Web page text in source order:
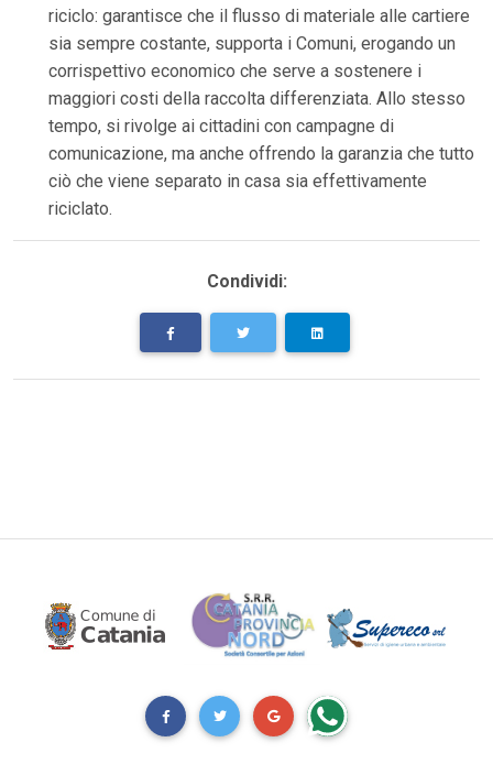
riciclo: garantisce che il flusso di materiale alle cartiere
sia sempre costante, supporta i Comuni, erogando un
corrispettivo economico che serve a sostenere i
maggiori costi della raccolta differenziata. Allo stesso
tempo, si rivolge ai cittadini con campagne di
comunicazione, ma anche offrendo la garanzia che tutto
ciò che viene separato in casa sia effettivamente
riciclato.
Condividi: